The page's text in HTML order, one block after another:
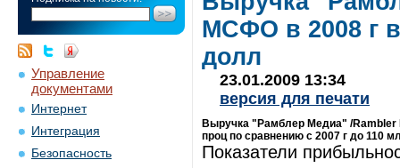
Управление
документами
Интернет
Интеграция
Безопасность
МСФО в 2008 г
долл
23.01.2009 13:34
версия для печати
Выручка "Рамблер Медиа" /
проц по сравнению с 2007 г до 110
Показатели